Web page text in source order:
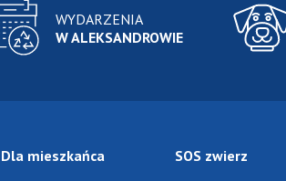
WYDARZENIA
W ALEKSANDROWIE
Dla mieszkańca SOS zwierz